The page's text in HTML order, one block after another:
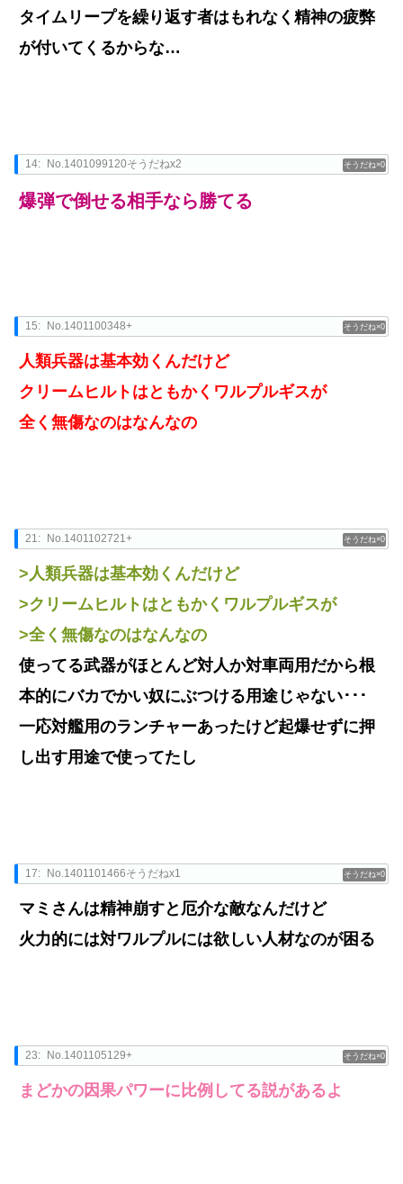
タイムリープを繰り返す者はもれなく精神の疲弊
が付いてくるからな…
0
14: No.1401099120そうだねx2
爆弾で倒せる相手なら勝てる
0
15: No.1401100348+
人類兵器は基本効くんだけど
クリームヒルトはともかくワルプルギスが
全く無傷なのはなんなの
0
21: No.1401102721+
>人類兵器は基本効くんだけど
>クリームヒルトはともかくワルプルギスが
>全く無傷なのはなんなの
使ってる武器がほとんど対人か対車両用だから根
本的にバカでかい奴にぶつける用途じゃない･･･
一応対艦用のランチャーあったけど起爆せずに押
し出す用途で使ってたし
0
17: No.1401101466そうだねx1
マミさんは精神崩すと厄介な敵なんだけど
火力的には対ワルプルには欲しい人材なのが困る
0
23: No.1401105129+
まどかの因果パワーに比例してる説があるよ